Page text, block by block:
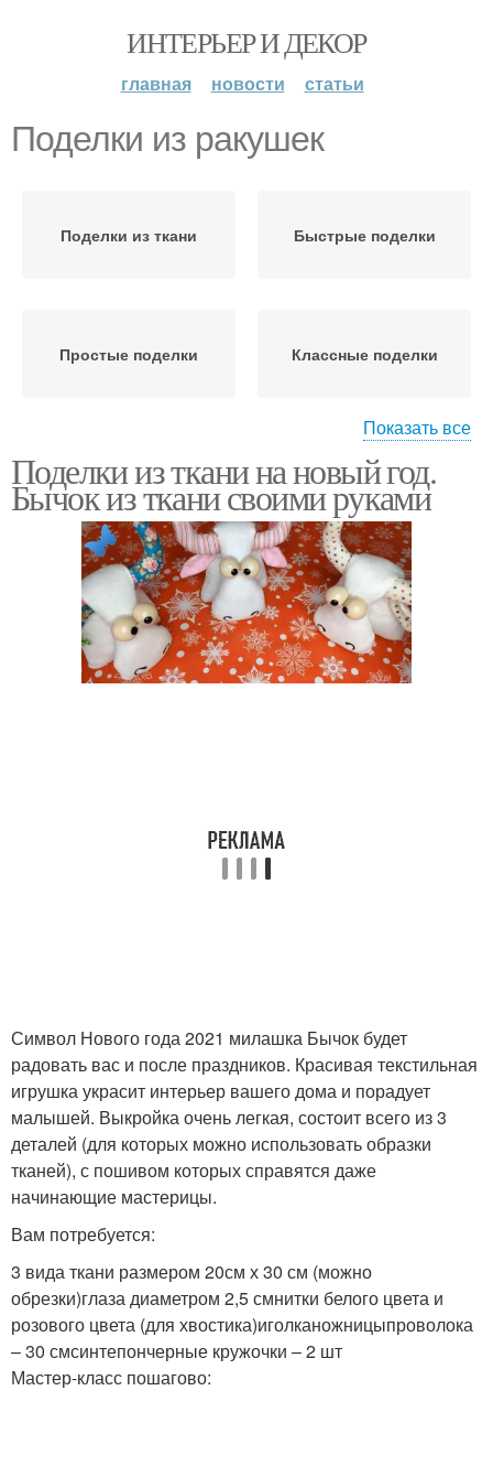
ИНТЕРЬЕР И ДЕКОР
главная новости статьи
Поделки из ракушек
Поделки из ткани Быстрые поделки
Простые поделки Классные поделки
материалов
Красивые поделки
Оригинальные поделки Поделки из бумаги
Показать все
Поделки из ткани на новый год.
Бычок из ткани своими руками
Символ Нового года 2021 милашка Бычок будет
радовать вас и после праздников. Красивая текстильная
игрушка украсит интерьер вашего дома и порадует
малышей. Выкройка очень легкая, состоит всего из 3
деталей (для которых можно использовать образки
тканей), с пошивом которых справятся даже
начинающие мастерицы.
Вам потребуется:
3 вида ткани размером 20см х 30 см (можно
обрезки)глаза диаметром 2,5 смнитки белого цвета и
розового цвета (для хвостика)иголканожницыпроволока
– 30 смсинтепончерные кружочки – 2 шт
Мастер-класс пошагово: